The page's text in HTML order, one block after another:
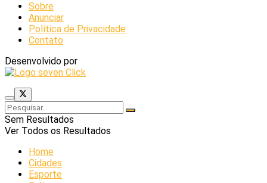
Sobre
Anunciar
Política de Privacidade
Contato
Desenvolvido por
Sem Resultados
Ver Todos os Resultados
Home
Cidades
Esporte